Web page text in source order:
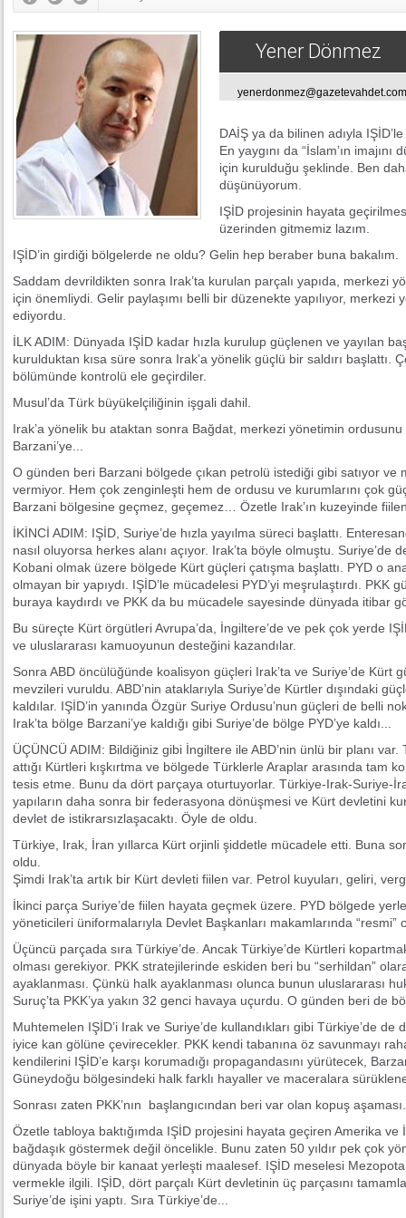
Yener Dönmez
yenerdonmez@gazetevahdet.com
DAİŞ ya da bilinen adıyla
En yaygını da “İslam’ın
için kurulduğu şeklinde. Ben
düşünüyorum.
IŞİD projesinin hayata
üzerinden gitmemiz lazım.
IŞİD’in girdiği bölgelerde ne oldu? Gelin hep beraber buna bakalım.
Saddam devrildikten sonra Irak’ta kurulan parçalı yapıda, merkezi
için önemliydi. Gelir paylaşımı belli bir düzenekte yapılıyor, merkezi
ediyordu.
İLK ADIM: Dünyada IŞİD kadar hızla kurulup güçlenen ve yayılan
kurulduktan kısa süre sonra Irak’a yönelik güçlü bir saldırı başlattı.
bölümünde kontrolü ele geçirdiler.
Musul’da Türk büyükelçiliğinin işgali dahil.
Irak’a yönelik bu ataktan sonra Bağdat, merkezi yönetimin
Barzani’ye...
O günden beri Barzani bölgede çıkan petrolü istediği gibi satıyor ve
vermiyor. Hem çok zenginleşti hem de ordusu ve kurumlarını çok
Barzani bölgesine geçmez, geçemez… Özetle Irak’ın kuzeyinde
İKİNCİ ADIM: IŞİD, Suriye’de hızla yayılma süreci başlattı.
nasıl oluyorsa herkes alanı açıyor. Irak’ta böyle olmuştu. Suriye’de
Kobani olmak üzere bölgede Kürt güçleri çatışma başlattı. PYD o
olmayan bir yapıydı. IŞİD’le mücadelesi PYD’yi meşrulaştırdı. PKK
buraya kaydırdı ve PKK da bu mücadele sayesinde dünyada itibar
Bu süreçte Kürt örgütleri Avrupa’da, İngiltere’de ve pek çok yerde
ve uluslararası kamuoyunun desteğini kazandılar.
Sonra ABD öncülüğünde koalisyon güçleri Irak’ta ve Suriye’de Kürt
mevzileri vuruldu. ABD’nin ataklarıyla Suriye’de Kürtler dışındaki
kaldılar. IŞİD’in yanında Özgür Suriye Ordusu’nun güçleri de belli
Irak’ta bölge Barzani’ye kaldığı gibi Suriye’de bölge PYD’ye kaldı...
ÜÇÜNCÜ ADIM: Bildiğiniz gibi İngiltere ile ABD’nin ünlü bir planı var.
attığı Kürtleri kışkırtma ve bölgede Türklerle Araplar arasında tam
tesis etme. Bunu da dört parçaya oturtuyorlar. Türkiye-Irak-Suriye-
yapıların daha sonra bir federasyona dönüşmesi ve Kürt devletini
devlet de istikrarsızlaşacaktı. Öyle de oldu.
Türkiye, Irak, İran yıllarca Kürt orjinli şiddetle mücadele etti. Buna
oldu.
Şimdi Irak’ta artık bir Kürt devleti fiilen var. Petrol kuyuları, geliri,
İkinci parça Suriye’de fiilen hayata geçmek üzere. PYD bölgede
yöneticileri üniformalarıyla Devlet Başkanları makamlarında “resmi”
Üçüncü parçada sıra Türkiye’de. Ancak Türkiye’de Kürtleri
olması gerekiyor. PKK stratejilerinde eskiden beri bu “serhildan”
ayaklanması. Çünkü halk ayaklanması olunca bunun uluslararası
Suruç’ta PKK’ya yakın 32 genci havaya uçurdu. O günden beri de
Muhtemelen IŞİD’i Irak ve Suriye’de kullandıkları gibi Türkiye’de
iyice kan gölüne çevirecekler. PKK kendi tabanına öz savunmayı
kendilerini IŞİD’e karşı korumadığı propagandasını yürütecek,
Güneydoğu bölgesindeki halk farklı hayaller ve maceralara
Sonrası zaten PKK’nın başlangıcından beri var olan kopuş aşaması.
Özetle tabloya baktığımda IŞİD projesini hayata geçiren Amerika ve
bağdaşık göstermek değil öncelikle. Bunu zaten 50 yıldır pek çok
dünyada böyle bir kanaat yerleşti maalesef. IŞİD meselesi
vermekle ilgili. IŞİD, dört parçalı Kürt devletinin üç parçasını
Suriye’de işini yaptı. Sıra Türkiye’de...